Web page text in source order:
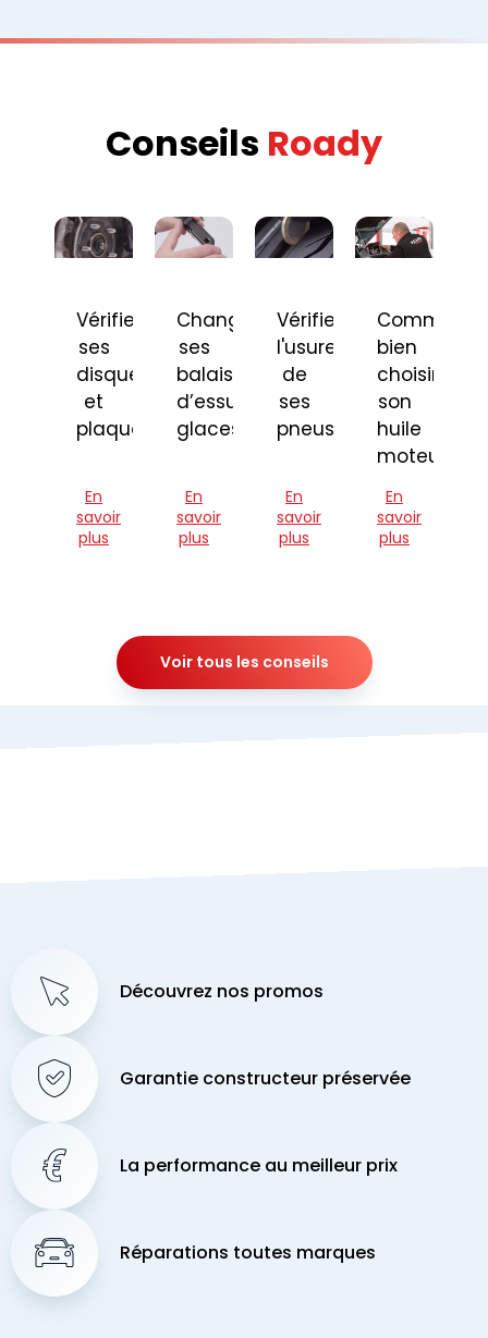
Conseils Roady
Vérifier
ses
disques
et
plaquettes
En
savoir
plus
Changer
ses
balais
d’essuie-
glaces
En
savoir
plus
Vérifier
l'usure
de
ses
pneus
En
savoir
plus
Comment
bien
choisir
son
huile
moteur
En
savoir
plus
Voir tous les conseils
Découvrez nos promos
Garantie constructeur préservée
La performance au meilleur prix
Réparations toutes marques